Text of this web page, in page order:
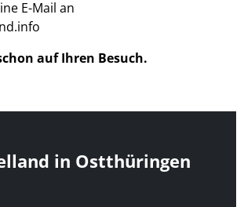
E-Mail an
auf Ihren Besuch.
in Ostthüringen